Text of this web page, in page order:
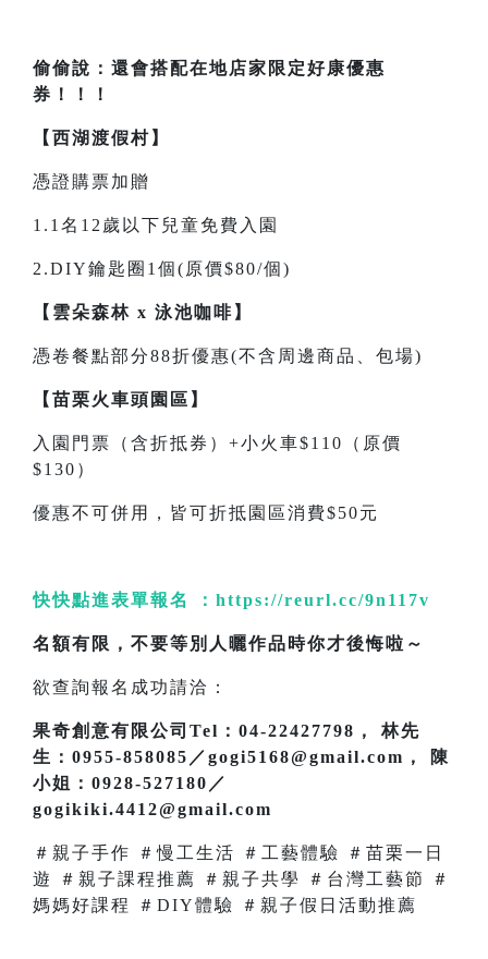
偷偷說：還會搭配在地店家限定好康優惠
券！！！
【西湖渡假村】
憑證購票加贈
1.1名12歲以下兒童免費入園
2.DIY鑰匙圈1個(原價$80/個)
【雲朵森林 x 泳池咖啡】
憑卷餐點部分88折優惠(不含周邊商品、包場)
【苗栗火車頭園區】
入園門票（含折抵券）+小火車$110（原價
$130）
優惠不可併用，皆可折抵園區消費$50元
快快點進表單報名 ： https://reurl.cc/9n117v
名額有限，不要等別人曬作品時你才後悔啦～
欲查詢報名成功請洽：
果奇創意有限公司Tel：04-22427798， 林先
生：0955-858085／gogi5168@gmail.com， 陳
小姐：0928-527180／
gogikiki.4412@gmail.com
＃親子手作 ＃慢工生活 ＃工藝體驗 ＃苗栗一日
遊 ＃親子課程推薦 ＃親子共學 ＃台灣工藝節 ＃
媽媽好課程 ＃DIY體驗 ＃親子假日活動推薦